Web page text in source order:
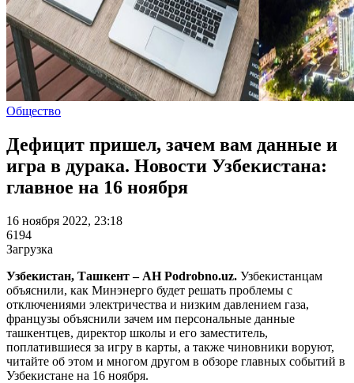
Общество
Дефицит пришел, зачем вам данные и
игра в дурака. Новости Узбекистана:
главное на 16 ноября
16 ноября 2022, 23:18
6194
Загрузка
Узбекистан, Ташкент – АН Podrobno.uz. Узбекистанцам
объяснили, как Минэнерго будет решать проблемы с
отключениями электричества и низким давлением газа,
французы объяснили зачем им персональные данные
ташкентцев, директор школы и его заместитель,
поплатившиеся за игру в карты, а также чиновники воруют,
читайте об этом и многом другом в обзоре главных событий в
Узбекистане на 16 ноября.